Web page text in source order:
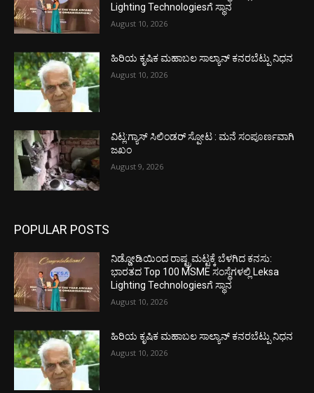
Lighting Technologiesಗೆ ಸ್ಥಾನ
August 10, 2026
ಹಿರಿಯ ಕೃಷಿಕ ಮಹಾಬಲ ಸಾಲ್ಯಾನ್ ಕನರಬೆಟ್ಪು ನಿಧನ
August 10, 2026
ವಿಟ್ಲ:ಗ್ಯಾಸ್ ಸಿಲಿಂಡರ್ ಸ್ಪೋಟ : ಮನೆ ಸಂಪೂರ್ಣವಾಗಿ
ಜಖಂ
August 9, 2026
POPULAR POSTS
ನಿಡ್ಡೋಡಿಯಿಂದ ರಾಷ್ಟ್ರಮಟ್ಟಕ್ಕೆ ಬೆಳಗಿದ ಕನಸು:
ಭಾರತದ Top 100 MSME ಸಂಸ್ಥೆಗಳಲ್ಲಿ Leksa
Lighting Technologiesಗೆ ಸ್ಥಾನ
August 10, 2026
ಹಿರಿಯ ಕೃಷಿಕ ಮಹಾಬಲ ಸಾಲ್ಯಾನ್ ಕನರಬೆಟ್ಪು ನಿಧನ
August 10, 2026